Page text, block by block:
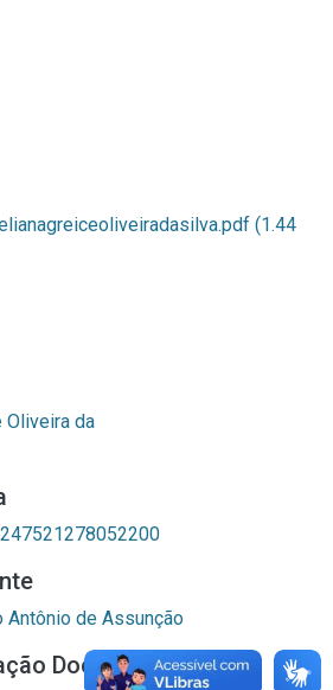
(1.44
Oliveira da
Antônio de Assunção
Docente